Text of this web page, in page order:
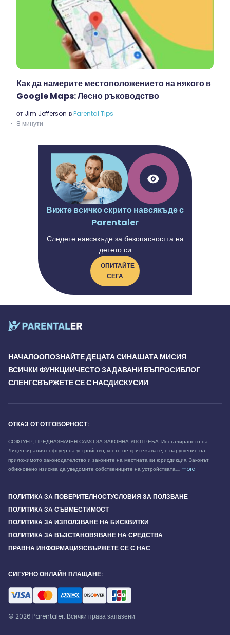
Как да намерите местоположението на някого в
Google Maps: Лесно ръководство
от Jim Jefferson вParental Tips
8 минути
Вижте всичко скрито навсякъде с
Parentaler
Следете навсякъде за безопасността на
детето си
ОПИТАЙТЕ
СЕГА
НАЧАЛООПОЗНАЙТЕ ДЕЦАТА СИНАШАТА МИСИЯ
ВСИЧКИ ФУНКЦИИЧЕСТО ЗАДАВАНИ ВЪПРОСИБЛОГ
СЛЕНГСВЪРЖЕТЕ СЕ С НАСДИСКУСИИ
СИГУРНО ОНЛАЙН ПЛАЩАНЕ:
© 2026 Parentaler. Всички права запазени.
ОТКАЗ ОТ ОТГОВОРНОСТ:
СОФТУЕР, ПРЕДНАЗНАЧЕН САМО ЗА ЗАКОННА УПОТРЕБА. Инсталирането на
Лицензирания софтуер на устройство, което не притежавате, е нарушение на
приложимото законодателство и законите на местната ви юрисдикция. Законът
обикновено изисква да уведомите собствениците на устройствата,... more
ПОЛИТИКА ЗА ПОВЕРИТЕЛНОСТУСЛОВИЯ ЗА ПОЛЗВАНЕ
ПОЛИТИКА ЗА СЪВМЕСТИМОСТ
ПОЛИТИКА ЗА ИЗПОЛЗВАНЕ НА БИСКВИТКИ
ПОЛИТИКА ЗА ВЪЗСТАНОВЯВАНЕ НА СРЕДСТВА
ПРАВНА ИНФОРМАЦИЯСВЪРЖЕТЕ СЕ С НАС